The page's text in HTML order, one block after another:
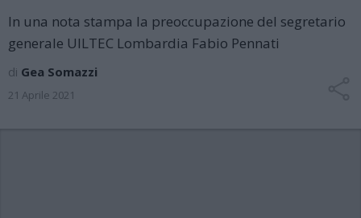
In una nota stampa la preoccupazione del segretario
generale UILTEC Lombardia Fabio Pennati
di Gea Somazzi
21 Aprile 2021